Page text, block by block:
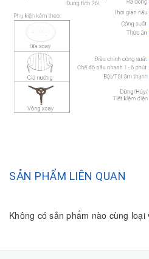
SẢN PHẨM LIÊN QUAN
Không có sản phẩm nào cùng